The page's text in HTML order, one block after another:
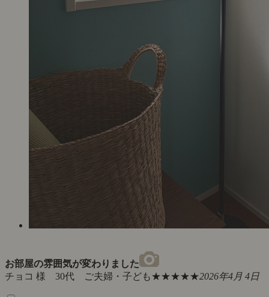
お部屋の雰囲気が変わりました
チョコ 様 30代 ご夫婦・子ども★★★★★2026年4月 4日